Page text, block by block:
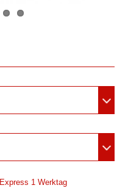
Express 1 Werktag